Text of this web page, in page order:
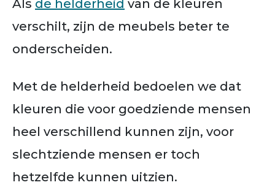
Als de helderheid van de kleuren
verschilt, zijn de meubels beter te
onderscheiden.
Met de helderheid bedoelen we dat
kleuren die voor goedziende mensen
heel verschillend kunnen zijn, voor
slechtziende mensen er toch
hetzelfde kunnen uitzien.